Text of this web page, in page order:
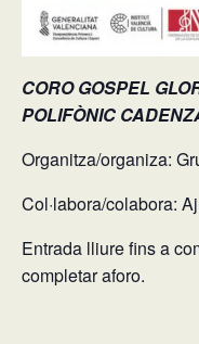
CORO GOSPEL
POLIFÒNIC
Organitza/organiza:
Col·labora/colabora:
Entrada lliure fins a
completar aforo.